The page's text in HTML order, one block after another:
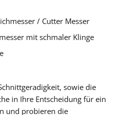
/ Cutter Messer
mit schmaler Klinge
sowie die
in Ihre Entscheidung für ein
und probieren die